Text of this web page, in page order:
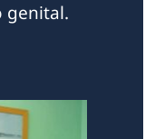
genital.